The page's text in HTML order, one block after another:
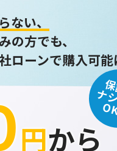
ない、
の方でも、
ローンで購入可能
ナ
円から